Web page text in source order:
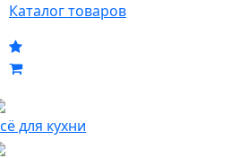
Каталог товаров
для кухни